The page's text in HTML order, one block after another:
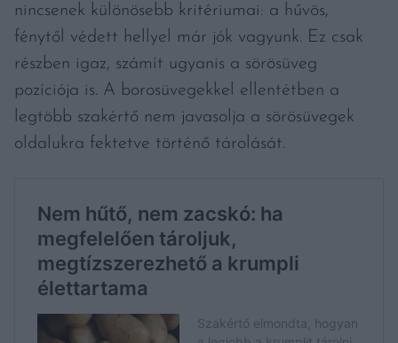
nincsenek különösebb kritériumai: a hűvös,
fénytől védett hellyel már jók vagyunk. Ez csak
részben igaz, számít ugyanis a sörösüveg
pozíciója is. A borosüvegekkel ellentétben a
legtöbb szakértő nem javasolja a sörösüvegek
oldalukra fektetve történő tárolását.